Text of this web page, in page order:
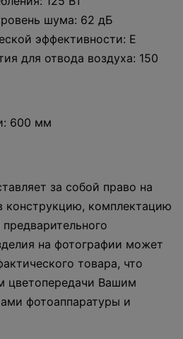
шума: 62 дБ
эффективности: Е
для отвода воздуха: 150
600 мм
за собой право на
конструкцию, комплектацию
на фотографии может
товара, что
цветопередачи Вашим
фотоаппаратуры и